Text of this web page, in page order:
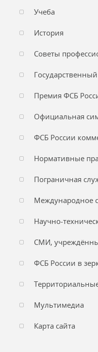
Учеба
История
Советы
Премия ФСБ
Официальная
ФСБ России
Нормативные
Пограничная
Международное
Научно-
СМИ,
ФСБ России в
Мультимедиа
Карта сайта